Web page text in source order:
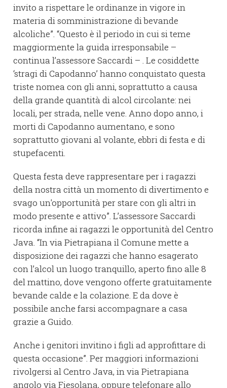
invito a rispettare le ordinanze in vigore in
materia di somministrazione di bevande
alcoliche”. “Questo è il periodo in cui si teme
maggiormente la guida irresponsabile –
continua l’assessore Saccardi – . Le cosiddette
‘stragi di Capodanno’ hanno conquistato questa
triste nomea con gli anni, soprattutto a causa
della grande quantità di alcol circolante: nei
locali, per strada, nelle vene. Anno dopo anno, i
morti di Capodanno aumentano, e sono
soprattutto giovani al volante, ebbri di festa e di
stupefacenti.
Questa festa deve rappresentare per i ragazzi
della nostra città un momento di divertimento e
svago un'opportunità per stare con gli altri in
modo presente e attivo”. L’assessore Saccardi
ricorda infine ai ragazzi le opportunità del Centro
Java. “In via Pietrapiana il Comune mette a
disposizione dei ragazzi che hanno esagerato
con l’alcol un luogo tranquillo, aperto fino alle 8
del mattino, dove vengono offerte gratuitamente
bevande calde e la colazione. E da dove è
possibile anche farsi accompagnare a casa
grazie a Guido.
Anche i genitori invitino i figli ad approfittare di
questa occasione”. Per maggiori informazioni
rivolgersi al Centro Java, in via Pietrapiana
angolo via Fiesolana, oppure telefonare allo